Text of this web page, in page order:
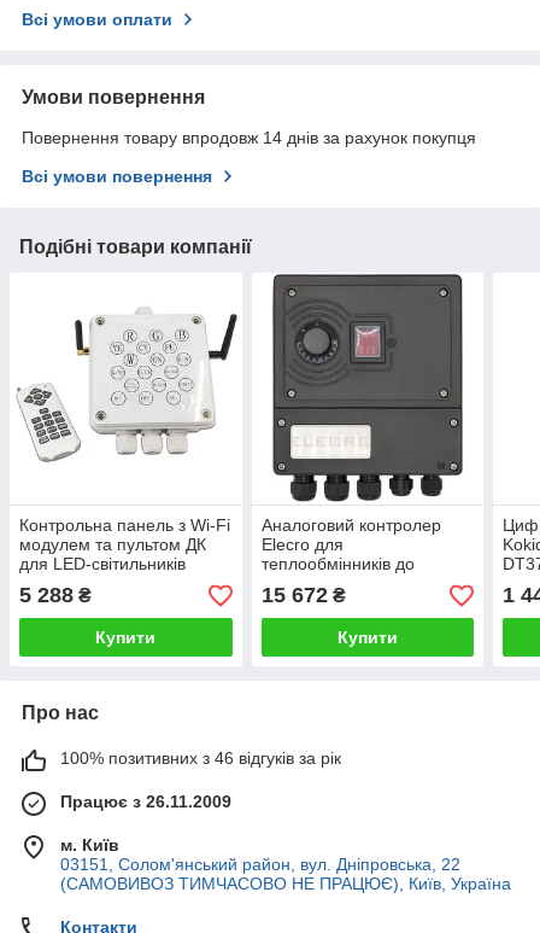
Всі умови оплати
Умови повернення
Повернення товару впродовж 14 днів за рахунок покупця
Всі умови повернення
Подібні товари компанії
Контрольна панель з Wi-Fi
модулем та пультом ДК
для LED-світильників
Falcon
5 288 ₴
Купити
Аналоговий контролер
Elecro для
теплообмінників до
басейнів G2\SST
15 672₴
Купити
1
Про нас
100% позитивних з 46 відгуків за рік
Працює з 26.11.2009
м. Київ
03151, Солом'янський район, вул. Дніпровська, 22
(САМОВИВОЗ ТИМЧАСОВО НЕ ПРАЦЮЄ), Київ, Україна
Контакти